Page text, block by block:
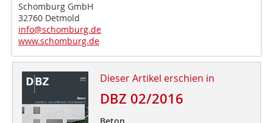
Schomburg GmbH
32760 Detmold
info@schomburg.de
www.schomburg.de
Dieser Artikel erschien in
DBZ 02/2016